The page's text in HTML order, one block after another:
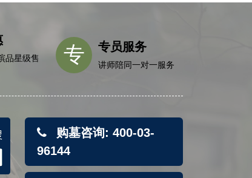
品星级售
专 专员服务
讲师陪同一对一服务
购墓咨询: 400-03-
96144